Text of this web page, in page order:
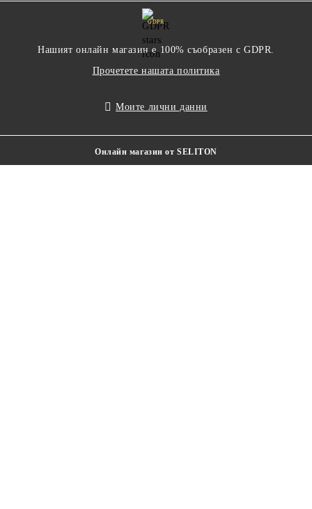
GDPR
Нашият онлайн магазин е 100% съобразен с GDPR.
Прочетете нашата политика
Моите лични данни
Онлайн магазин от SELITON